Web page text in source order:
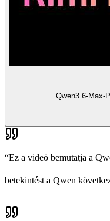
Qwen3.6-Max-
“Ez a videó bemutatja a
betekintést a Qwen